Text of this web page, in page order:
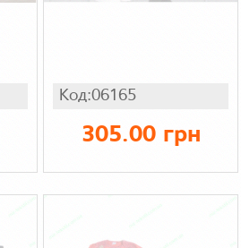
Код:06165
305.00 грн